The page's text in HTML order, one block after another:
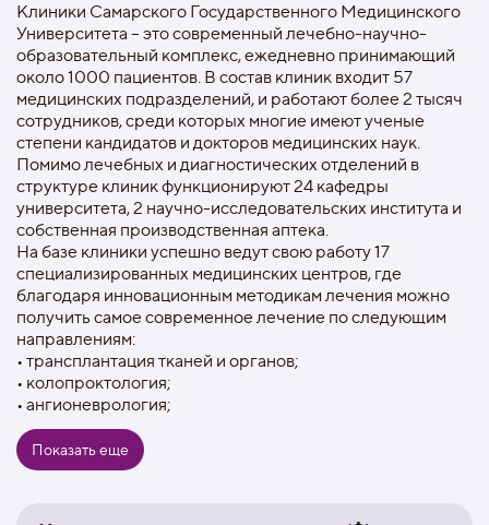
Клиники Самарского Государственного Медицинского
Университета – это современный лечебно-научно-
образовательный комплекс, ежедневно принимающий
около 1000 пациентов. В состав клиник входит 57
медицинских подразделений, и работают более 2 тысяч
сотрудников, среди которых многие имеют ученые
степени кандидатов и докторов медицинских наук.
Помимо лечебных и диагностических отделений в
структуре клиник функционируют 24 кафедры
университета, 2 научно-исследовательских института и
собственная производственная аптека.
На базе клиники успешно ведут свою работу 17
специализированных медицинских центров, где
благодаря инновационным методикам лечения можно
получить самое современное лечение по следующим
направлениям:
• трансплантация тканей и органов;
• колопроктология;
• ангионеврология;
• флебология;
• гематология;
• оториноларингология;
Показать еще